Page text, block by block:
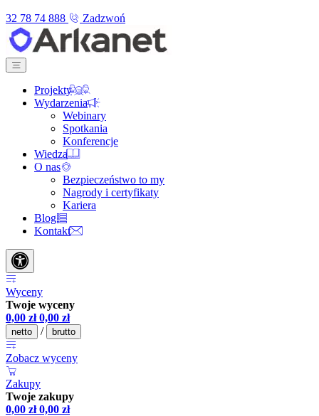
32 78 74 888
Zadzwoń
Projekty
Wydarzenia
Webinary
Spotkania
Konferencje
Wiedza
O nas
Bezpieczeństwo to my
Nagrody i certyfikaty
Kariera
Blog
Kontakt
Wyceny
Twoje wyceny
0,00 zł 0,00 zł
netto / brutto
Zobacz wyceny
Zakupy
Twoje zakupy
0,00 zł 0,00 zł